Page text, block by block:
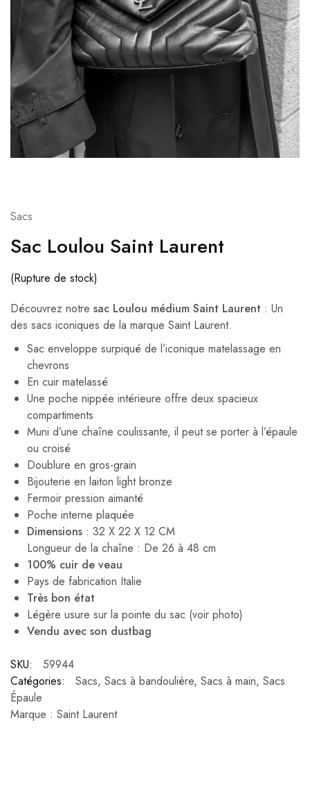
Sacs
Sac Loulou Saint Laurent
(Rupture de stock)
Découvrez notre sac Loulou médium Saint Laurent : Un
des sacs iconiques de la marque Saint Laurent.
Sac enveloppe surpiqué de l’iconique matelassage en
chevrons
En cuir matelassé
Une poche nippée intérieure offre deux spacieux
compartiments
Muni d’une chaîne coulissante, il peut se porter à l’épaule
ou croisé
Doublure en gros-grain
Bijouterie en laiton light bronze
Fermoir pression aimanté
Poche interne plaquée
Dimensions : 32 X 22 X 12 CM
Longueur de la chaîne : De 26 à 48 cm
100% cuir de veau
Pays de fabrication Italie
Très bon état
Légère usure sur la pointe du sac (voir photo)
Vendu avec son dustbag
SKU:
59944
Catégories:
Sacs, Sacs à bandoulière, Sacs à main, Sacs
Épaule
Marque : Saint Laurent